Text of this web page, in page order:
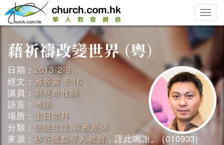
Toggle
日期： 2013-2-3
經文： 雅各書 5:16
講員： 鄭兆奇牧師
語言： 粵語
場所： 主日崇拜
分類： 信徒生活,宣教差傳
來源： 矽谷匯點華人教會 ，謹此鳴謝。 (010933)